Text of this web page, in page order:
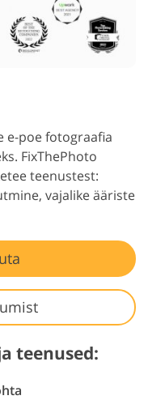
e-poe fotograafia
FixThePhoto
teenustest:
vajalike ääriste
teenused: